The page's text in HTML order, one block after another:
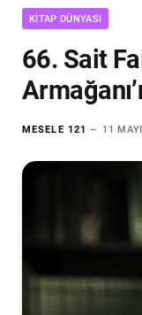
KITAP DÜNYASI
66. Sait
MESELE 121 11